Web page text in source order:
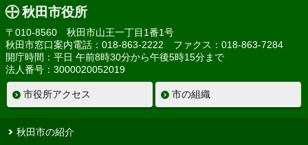
秋田市役所
〒010-8560 秋田市山王一丁目1番1号
秋田市窓口案内電話：018-863-2222 ファクス：018-863-7284
開庁時間：平日 午前8時30分から午後5時15分まで
法人番号：3000020052019
市役所アクセス 市の組織
秋田市の紹介